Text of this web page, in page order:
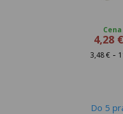
4,28 €
3,48 €-
Do 5